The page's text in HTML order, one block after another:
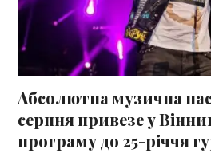
Абсолютна музична
серпня привезе у
програму до 25-річчя